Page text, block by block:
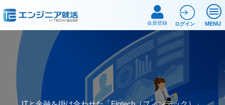
MENU
会員登録 ログイン